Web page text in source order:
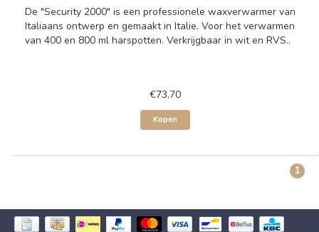
De "Security 2000" is een professionele waxverwarmer van
Italiaans ontwerp en gemaakt in Italie. Voor het verwarmen
van 400 en 800 ml harspotten. Verkrijgbaar in wit en RVS..
€73,70
Kopen
1